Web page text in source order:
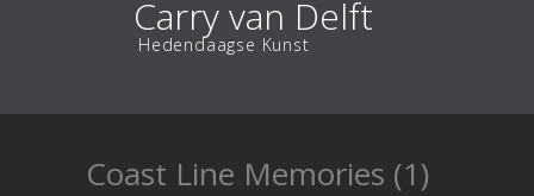
inhoud
Carry van Delft
Hedendaagse Kunst
Coast Line Memories (1)